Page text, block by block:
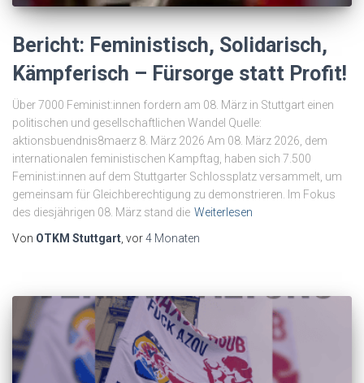
Bericht: Feministisch, Solidarisch,
Kämpferisch – Fürsorge statt Profit!
Über 7000 Feminist:innen fordern am 08. März in Stuttgart einen
politischen und gesellschaftlichen Wandel Quelle:
aktionsbuendnis8maerz 8. März 2026 Am 08. März 2026, dem
internationalen feministischen Kampftag, haben sich 7.500
Feminist:innen auf dem Stuttgarter Schlossplatz versammelt, um
gemeinsam für Gleichberechtigung zu demonstrieren. Im Fokus
des diesjährigen 08. März stand die Weiterlesen
Von OTKM Stuttgart , vor4 Monaten